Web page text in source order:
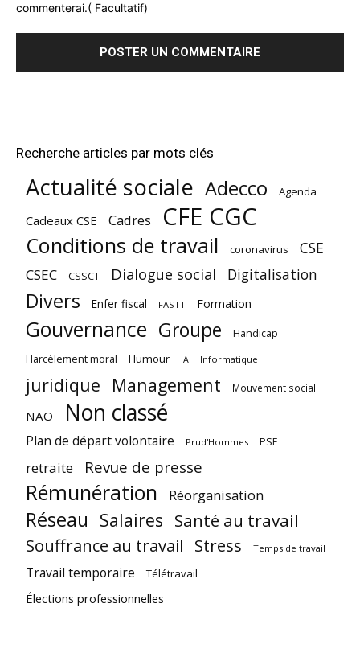
commenterai.( Facultatif)
Recherche articles par mots clés
Actualité sociale Adecco Agenda
Cadeaux CSE Cadres CFE CGC
Conditions de travail coronavirus CSE
CSEC CSSCT Dialogue social Digitalisation
Divers Enfer fiscal FASTT Formation
Gouvernance Groupe Handicap
Harcèlement moral Humour IA Informatique
juridique Management Mouvement social
NAO Non classé
Plan de départ volontaire Prud'Hommes PSE
retraite Revue de presse
Rémunération Réorganisation
Réseau Salaires Santé au travail
Souffrance au travail Stress Temps de travail
Travail temporaire Télétravail
Élections professionnelles